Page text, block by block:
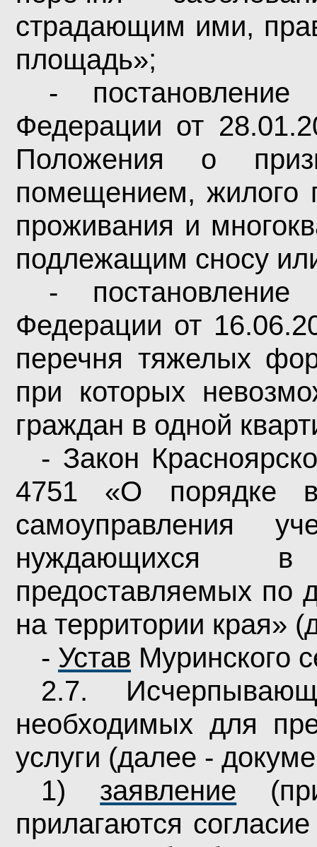
страдающим ими,
площадь»;
- постановление
Федерации от
Положения о
помещением, жилого
проживания и
подлежащим сносу
- постановление
Федерации от
перечня тяжелых
при которых
граждан в одной
- Закон
4751 «О порядке
самоуправления
нуждающихся
предоставляемых по
на территории края»
- Устав Муринского
2.7.
необходимых для
услуги (далее -
1) заявление
прилагаются